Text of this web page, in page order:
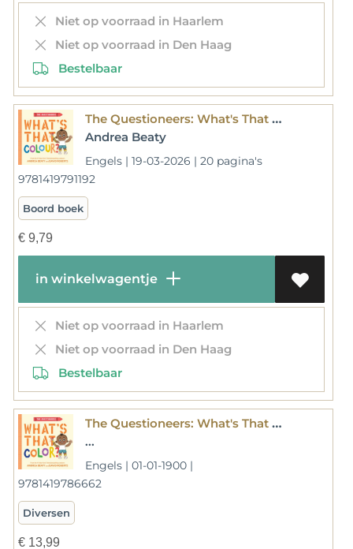
Niet op voorraad in Haarlem
Niet op voorraad in Den Haag
Bestelbaar
The Questioneers: What's That Colour?
Andrea Beaty
Engels | 19-03-2026 | 20 pagina's
9781419791192
Boord boek
€9,79
in winkelwagentje
Niet op voorraad in Haarlem
Niet op voorraad in Den Haag
Bestelbaar
The Questioneers: What's That Color? : A Board Book
...
Engels | 01-01-1900 |
9781419786662
Diversen
€13,99